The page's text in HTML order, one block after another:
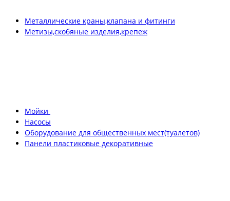
Металлические краны,клапана и фитинги
Метизы,скобяные изделия,крепеж
Мойки
Насосы
Оборудование для общественных мест(туалетов)
Панели пластиковые декоративные